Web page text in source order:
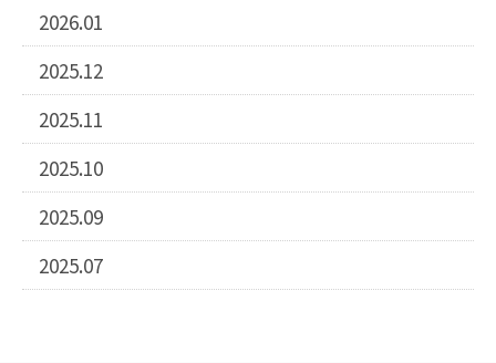
2026.01
2025.12
2025.11
2025.10
2025.09
2025.07